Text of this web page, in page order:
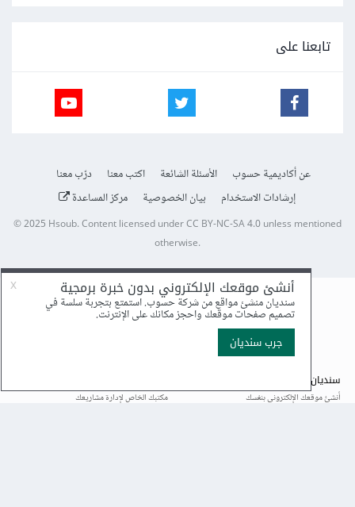
تابعنا على
عن أكاديمية حسوب الأسئلة الشائعة اكتب معنا
درّب معنا
إرشادات الاستخدام
بيان الخصوصية مركز المساعدة
© 2025Hsoub.Content licensed underCC BY-NC-SA 4.0unless mentioned
otherwise.